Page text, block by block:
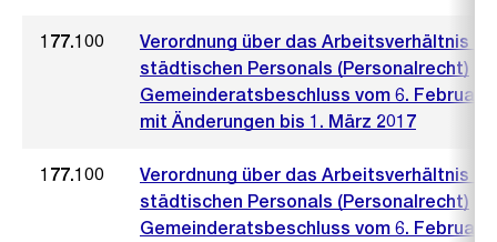
177.100
Verordnung über das Arbeitsverhältnis
städtischen Personals (Personalrecht)
Gemeinderatsbeschluss vom 6. Februar
mit Änderungen bis 1. März 2017
177.100
Verordnung über das Arbeitsverhältnis
städtischen Personals (Personalrecht)
Gemeinderatsbeschluss vom 6. Februar